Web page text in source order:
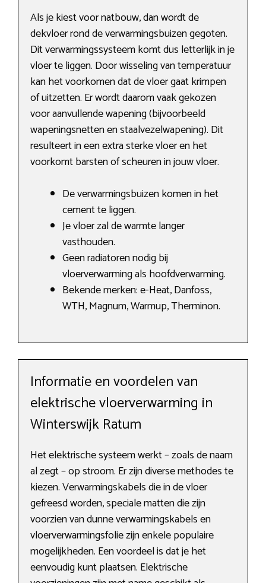
Als je kiest voor natbouw, dan wordt de
dekvloer rond de verwarmingsbuizen gegoten.
Dit verwarmingssysteem komt dus letterlijk in je
vloer te liggen. Door wisseling van temperatuur
kan het voorkomen dat de vloer gaat krimpen
of uitzetten. Er wordt daarom vaak gekozen
voor aanvullende wapening (bijvoorbeeld
wapeningsnetten en staalvezelwapening). Dit
resulteert in een extra sterke vloer en het
voorkomt barsten of scheuren in jouw vloer.
De verwarmingsbuizen komen in het
cement te liggen.
Je vloer zal de warmte langer
vasthouden.
Geen radiatoren nodig bij
vloerverwarming als hoofdverwarming.
Bekende merken: e-Heat, Danfoss,
WTH, Magnum, Warmup, Therminon.
Informatie en voordelen van
elektrische vloerverwarming in
Winterswijk Ratum
Het elektrische systeem werkt – zoals de naam
al zegt – op stroom. Er zijn diverse methodes te
kiezen. Verwarmingskabels die in de vloer
gefreesd worden, speciale matten die zijn
voorzien van dunne verwarmingskabels en
vloerverwarmingsfolie zijn enkele populaire
mogelijkheden. Een voordeel is dat je het
eenvoudig kunt plaatsen. Elektrische